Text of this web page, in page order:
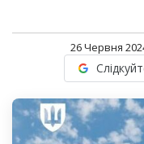
26 Червня